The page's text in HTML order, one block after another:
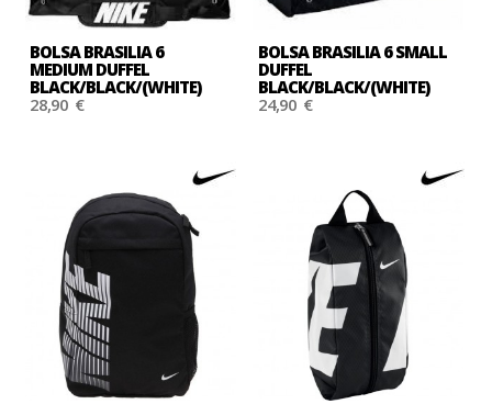
BOLSA BRASILIA 6
MEDIUM DUFFEL
BLACK/BLACK/(WHITE)
28,90 €
BOLSA BRASILIA 6 SMALL
DUFFEL
BLACK/BLACK/(WHITE)
24,90 €